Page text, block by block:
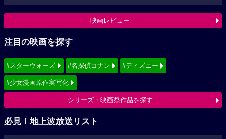
映画レビュー
注目の映画を探す
#スターウォーズ #名探偵コナン #ディズニー
#少女漫画原作実写化
シリーズ・映画祭作品を探す
必見！地上波放送リスト